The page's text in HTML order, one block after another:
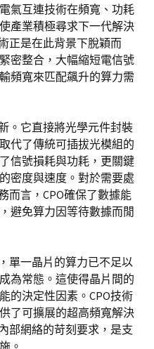
氣互連技術在頻寬、功耗
產業積極尋求下一代解決
正是在此背景下脫穎而
密整合，大幅縮短電信號
頻寬來匹配飆升的算力需
。它直接將光學元件封裝
代了傳統可插拔光模組的
信號損耗與功耗，更關鍵
密度與速度。對於需要處
而言，CPO確保了數據能
避免算力因等待數據而閒
單一晶片的算力已不足以
為常態。這使得晶片間的
的決定性因素。CPO技術
了可擴展的超高頻寬解決
部網絡的苛刻要求，是支
。